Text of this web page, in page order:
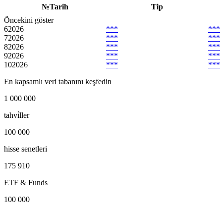
№Tarih
Tip
Öncekini göster
62026 ***
***
72026 ***
***
82026 ***
***
92026 ***
***
102026 ***
***
En kapsamlı veri tabanını keşfedin
1 000 000
tahvi̇ller
100 000
hisse senetleri
175 910
ETF & Funds
100 000